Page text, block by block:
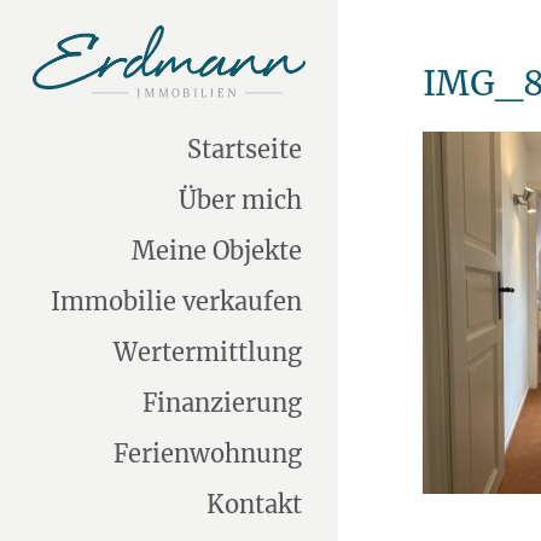
Startseite
Über mich
Meine Objekte
Immobilie verkaufen
Wertermittlung
Finanzierung
Ferienwohnung
Kontakt